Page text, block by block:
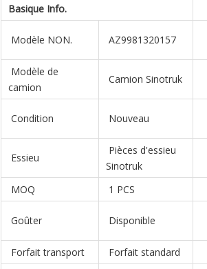
Basique Info.
Modèle NON. AZ9981320157
Modèle de
camion
Camion Sinotruk
Condition Nouveau
Essieu
Pièces d'essieu
Sinotruk
MOQ
1 PCS
Goûter Disponible
Forfait transport
Forfait standard